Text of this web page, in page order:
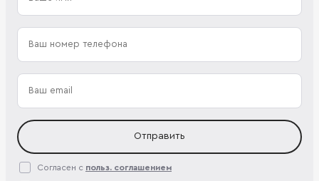
Отправить
Согласен с польз. соглашением